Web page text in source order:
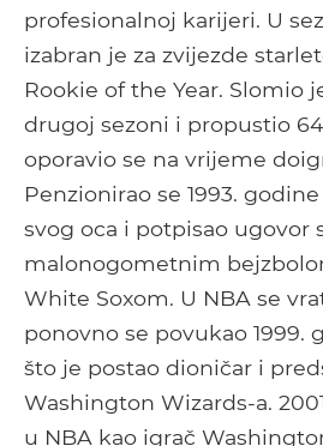
profesionalnoj karijeri. U
izabran je za zvijezde
Rookie of the Year. Slomio
drugoj sezoni i propustio
oporavio se na vrijeme
Penzionirao se 1993.
svog oca i potpisao ugovor
malonogometnim
White Soxom. U NBA se
ponovno se povukao 1999.
što je postao dioničar i
Washington Wizards-a.
u NBA kao igrač